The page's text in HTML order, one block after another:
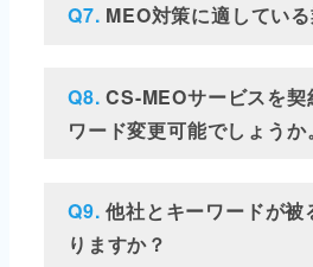
Q7. MEO対策に適してい
Q8. CS-MEOサービスを契
ワード変更可能でしょうか。
Q9. 他社とキーワードが被
りますか？